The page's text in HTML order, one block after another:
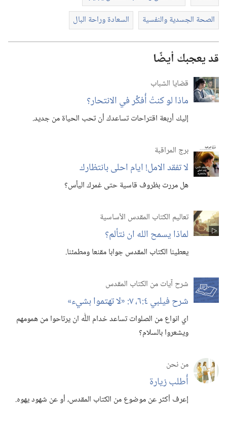
الصحة الجسدية والنفسية
السعادة وراحة البال
قد يعجبك أيضًا
قضايا الشباب
ماذا لو كنتُ أُفكِّر في الانتحار؟‏
إليك أربعة اقتراحات تساعدك أن تحب الحياة من جديد.‏
برج المراقبة
لا تفقد الامل!‏ ايام احلى بانتظارك
هل مررت بظروف قاسية حتى غمرك اليأس؟‏
تعاليم الكتاب المقدس الأساسية
لماذا يسمح الله ان نتألم؟‏
يعطينا الكتاب المقدس جوابا مقنعا ومطمئنا.‏
شرح آيات من الكتاب المقدس
شرح فيلبي ٤:‏٦،‏ ٧:‏ «لا تهتموا بشيء»‏
اي انواع من الصلوات تساعد خدام اللّٰه ان يرتاحوا من همومهم
ويشعروا بالسلام؟‏
من نحن
أُطلب زيارة
إعرف أكثر عن موضوع من الكتاب المقدس،‏ أو عن شهود يهوه.‏